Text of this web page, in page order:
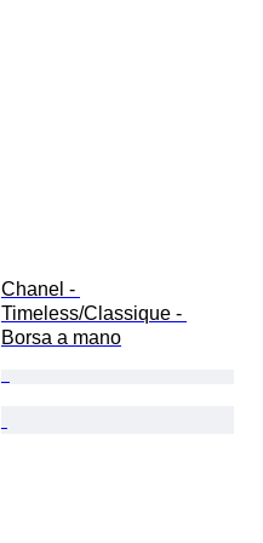
Chanel -
Timeless/Classique -
Borsa a mano